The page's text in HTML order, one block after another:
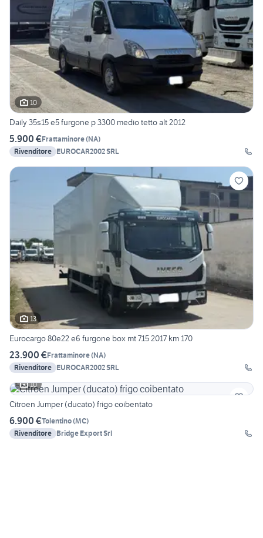
10
Daily 35s15 e5 furgone p 3300 medio tetto alt 2012
5.900 €Frattaminore(NA)
Rivenditore EUROCAR2002 SRL
13
Eurocargo 80e22 e6 furgone box mt 7.15 2017 km 170
23.900 €Frattaminore(NA)
Rivenditore EUROCAR2002 SRL
10
Citroen Jumper (ducato) frigo coibentato
6.900 €Tolentino(MC)
Rivenditore Bridge Export Srl